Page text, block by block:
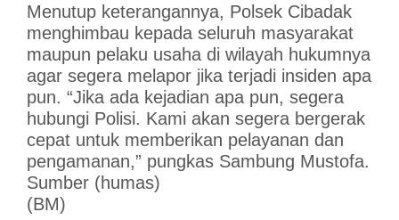
Menutup keterangannya, Polsek Cibadak
menghimbau kepada seluruh masyarakat
maupun pelaku usaha di wilayah hukumnya
agar segera melapor jika terjadi insiden apa
pun. “Jika ada kejadian apa pun, segera
hubungi Polisi. Kami akan segera bergerak
cepat untuk memberikan pelayanan dan
pengamanan,” pungkas Sambung Mustofa.
Sumber (humas)
(BM)